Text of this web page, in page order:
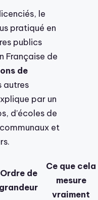
le
pratiqué en
publics
Française de
de
autres
par un
d’écoles de
et
Ordre de
grandeur
Ce que cela
mesure
vraiment